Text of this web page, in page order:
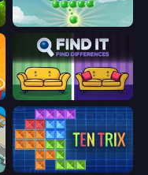
Find It - Find The Differences
TenTrix